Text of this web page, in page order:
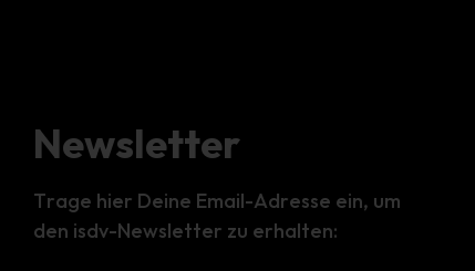
Newsletter
Trage hier Deine Email-Adresse ein, um
den isdv-Newsletter zu erhalten: